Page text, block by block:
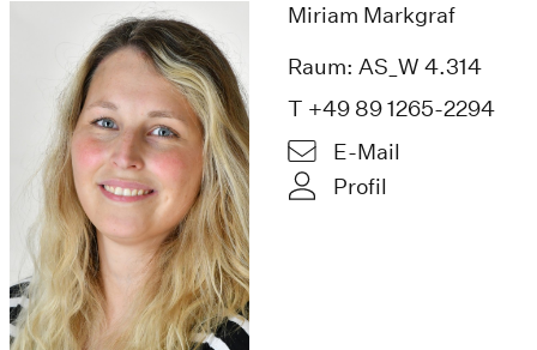
Miriam Markgraf
Raum: AS_W 4.314
T +49 89 1265-2294
E-Mail
Profil